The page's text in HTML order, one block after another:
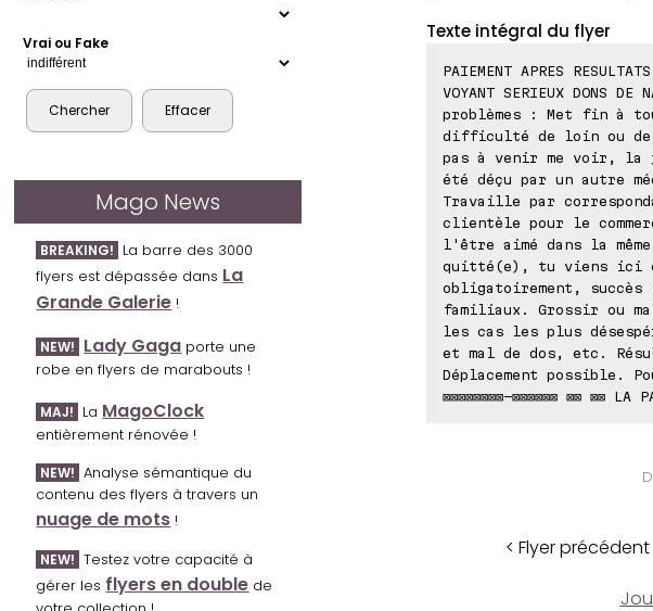
Vrai ou Fake
Mago News
BREAKING! La barre des 3000
flyers est dépassée dans La
Grande Galerie !
NEW! Lady Gaga porte une
robe en flyers de marabouts !
MAJ! La MagoClock
entièrement rénovée !
NEW! Analyse sémantique du
contenu des flyers à travers un
nuage de mots !
NEW! Testez votre capacité à
gérer les flyers en double de
Texte intégral du flyer
PAIEMENT APRES
VOYANT SERIEUX DONS
problèmes : Met fin à
difficulté de loin ou de
pas à venir me voir, la
été déçu par un autre
Travaille par
clientèle pour le
l'être aimé dans la
quitté(e), tu viens ici
obligatoirement, succès
familiaux. Grossir ou
les cas les plus
et mal de dos, etc.
Déplacement possible.
⊠⊠⊠⊠⊠⊠⊠⊠-⊠⊠⊠⊠⊠⊠ ⊠⊠ ⊠⊠ LA
< Flyer précédent